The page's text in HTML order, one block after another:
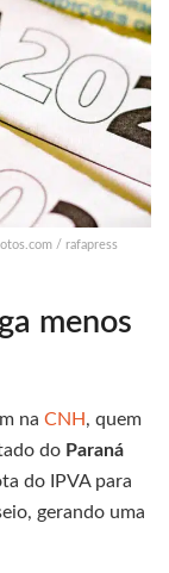
/ rafapress
menos
na CNH, quem
do Paraná
do IPVA para
gerando uma